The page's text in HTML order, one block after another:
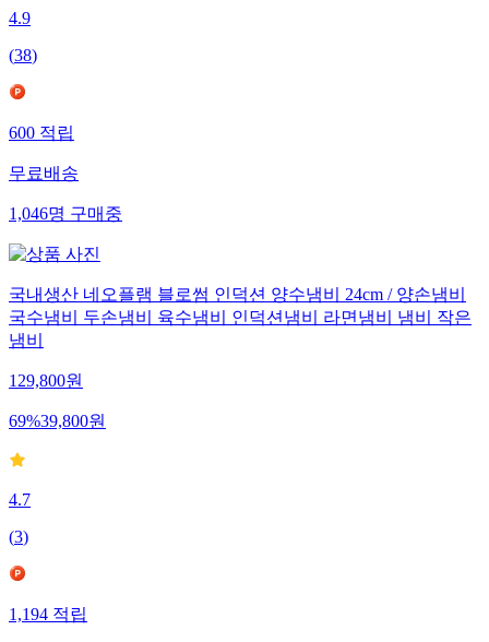
4.9
(38)
600적립
무료배송
1,046명구매중
국내생산 네오플램 블로썸 인덕션 양수냄비 24cm / 양손냄비
국수냄비 두손냄비 육수냄비 인덕션냄비 라면냄비 냄비 작은
냄비
129,800원
69%39,800원
4.7
(3)
1,194적립